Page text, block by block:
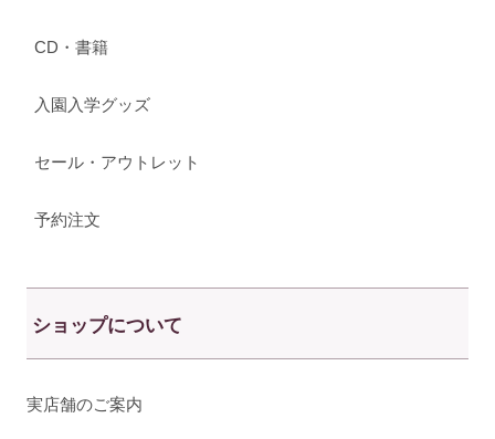
CD・書籍
入園入学グッズ
セール・アウトレット
予約注文
ショップについて
実店舗のご案内